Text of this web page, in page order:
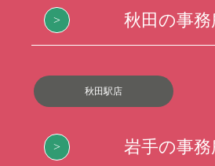
秋田の事務
秋田駅店
岩手の事務